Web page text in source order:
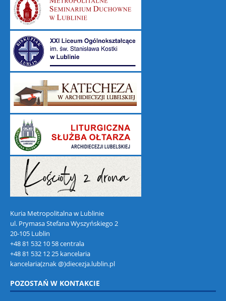
Kuria Metropolitalna w Lublinie
ul. Prymasa Stefana Wyszyńskiego 2
20-105 Lublin
+48 81 532 10 58 centrala
+48 81 532 12 25 kancelaria
kancelaria(znak @)diecezja.lublin.pl
POZOSTAŃ W KONTAKCIE